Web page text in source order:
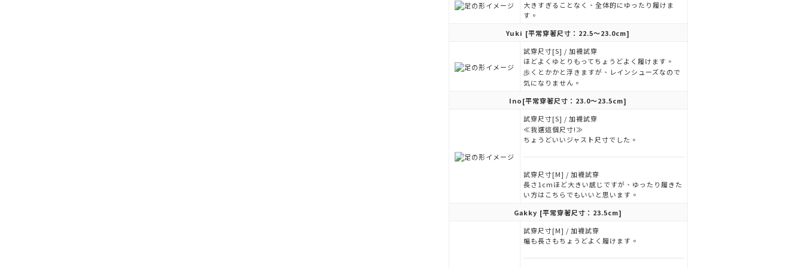
大きすぎることなく、全体的にゆったり履けま
す。
Yuki [平常穿著尺寸：22.5～23.0cm]
試穿尺寸[S] / 加襪試穿
ほどよくゆとりもってちょうどよく履けます。
歩くとかかと浮きますが、レインシューズなので
気になりません。
Ino[平常穿著尺寸：23.0～23.5cm]
試穿尺寸[S] / 加襪試穿
≪我選這個尺寸!≫
ちょうどいいジャスト尺寸でした。
試穿尺寸[M] / 加襪試穿
長さ1cmほど大きい感じですが、ゆったり履きた
い方はこちらでもいいと思います。
Gakky [平常穿著尺寸：23.5cm]
試穿尺寸[M] / 加襪試穿
幅も長さもちょうどよく履けます。